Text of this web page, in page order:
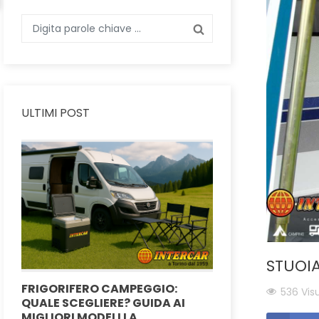
ULTIMI POST
FRIGORIFERO CAMPEGGIO:
QUALE SCEGLIERE? GUIDA AI
TENDE536